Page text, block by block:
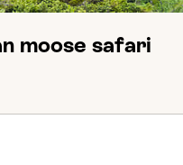
moose safari